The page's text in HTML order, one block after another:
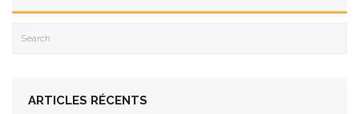
ARTICLES RÉCENTS